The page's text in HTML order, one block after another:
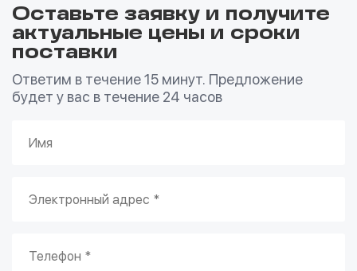
Оставьте заявку и получите
актуальные цены и сроки
поставки
Ответим в течение 15 минут. Предложение
будет у вас в течение 24 часов